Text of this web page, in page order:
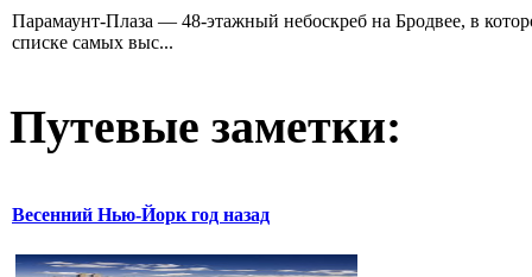
Парамаунт-Плаза — 48-этажный небоскреб на Бродвее, в
списке самых выс...
Путевые заметки:
Весенний Нью-Йорк год назад